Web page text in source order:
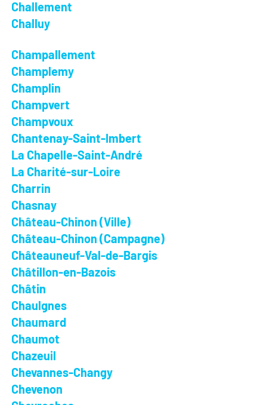
Challement
Challuy
Champallement
Champlemy
Champlin
Champvert
Champvoux
Chantenay-Saint-Imbert
La Chapelle-Saint-André
La Charité-sur-Loire
Charrin
Chasnay
Château-Chinon (Ville)
Château-Chinon (Campagne)
Châteauneuf-Val-de-Bargis
Châtillon-en-Bazois
Châtin
Chaulgnes
Chaumard
Chaumot
Chazeuil
Chevannes-Changy
Chevenon